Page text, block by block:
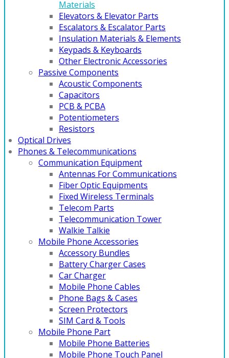
Materials
Elevators & Elevator Parts
Escalators & Escalator Parts
Insulation Materials & Elements
Keypads & Keyboards
Other Electronic Accessories
Passive Components
Acoustic Components
Capacitors
PCB & PCBA
Potentiometers
Resistors
Optical Drives
Phones & Telecommunications
Communication Equipment
Antennas For Communications
Fiber Optic Equipments
Fixed Wireless Terminals
Telecom Parts
Telecommunication Tower
Walkie Talkie
Mobile Phone Accessories
Accessory Bundles
Battery Charger Cases
Car Charger
Mobile Phone Cables
Phone Bags & Cases
Screen Protectors
SIM Card & Tools
Mobile Phone Part
Mobile Phone Batteries
Mobile Phone Touch Panel